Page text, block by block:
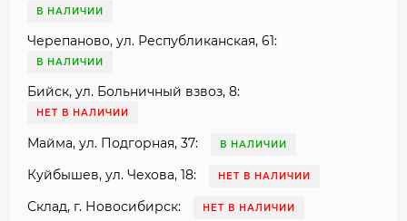
В НАЛИЧИИ
Черепаново, ул. Республиканская, 61:
В НАЛИЧИИ
Бийск, ул. Больничный взвоз, 8:
НЕТ В НАЛИЧИИ
Майма, ул. Подгорная, 37: В НАЛИЧИИ
Куйбышев, ул. Чехова, 18: НЕТ В НАЛИЧИИ
Склад, г. Новосибирск: НЕТ В НАЛИЧИИ